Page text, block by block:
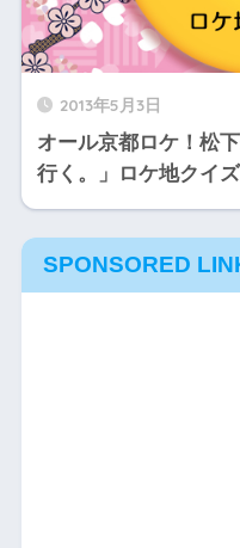
2013年5月3日
オール京都ロケ！松
行く。」ロケ地クイ
SPONSORED